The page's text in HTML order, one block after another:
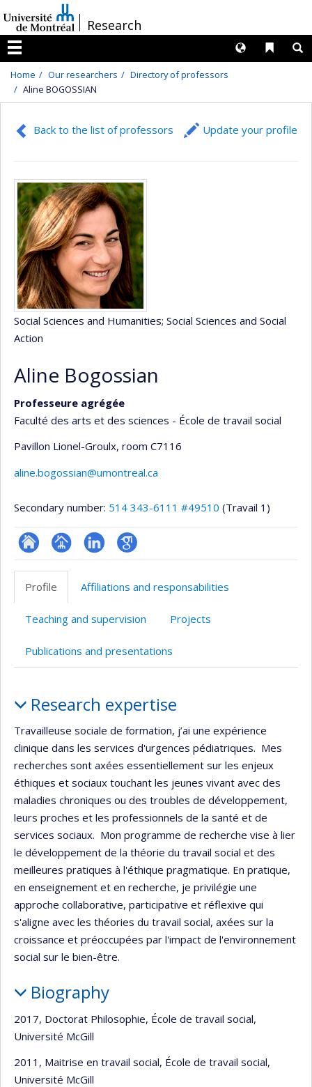
au
contenu
/Research
Menu
Liens
Langues
Home Our researchers
Directory of professors
Aline BOGOSSIAN
Back to the list of professors Update your profile
Social Sciences and Humanities; Social Sciences and Social
Action
Aline Bogossian
Professeure agrégée
Faculté des arts et des sciences - École de travail social
Pavillon Lionel-Groulx, room C7116
aline.bogossian@umontreal.ca
Secondary number: 514 343-6111 #49510 (Travail 1)
ResearchGate
Page
(faculté,département,école)
LinkedInGoogle
Profile Affiliations and responsabilities
Teaching and supervision Projects
Publications and presentations
Research expertise
Travailleuse sociale de formation, j’ai une expérience
clinique dans les services d'urgences pédiatriques. Mes
recherches sont axées essentiellement sur les enjeux
éthiques et sociaux touchant les jeunes vivant avec des
maladies chroniques ou des troubles de développement,
leurs proches et les professionnels de la santé et de
services sociaux. Mon programme de recherche vise à lier
le développement de la théorie du travail social et des
meilleures pratiques à l'éthique pragmatique. En pratique,
en enseignement et en recherche, je privilégie une
approche collaborative, participative et réflexive qui
s'aligne avec les théories du travail social, axées sur la
croissance et préoccupées par l'impact de l'environnement
social sur le bien-être.
Biography
2017, Doctorat Philosophie, École de travail social,
Université McGill
2011, Maitrise en travail social, École de travail social,
Université McGill